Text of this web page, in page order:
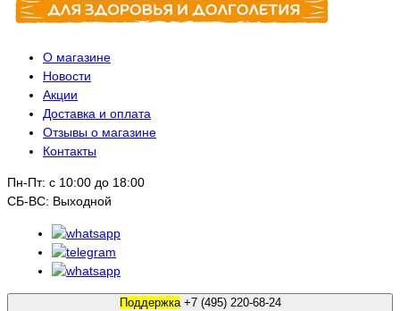
О магазине
Новости
Акции
Доставка и оплата
Отзывы о магазине
Контакты
Пн-Пт: с 10:00 до 18:00
СБ-ВС: Выходной
Поддержка +7 (495) 220-68-24